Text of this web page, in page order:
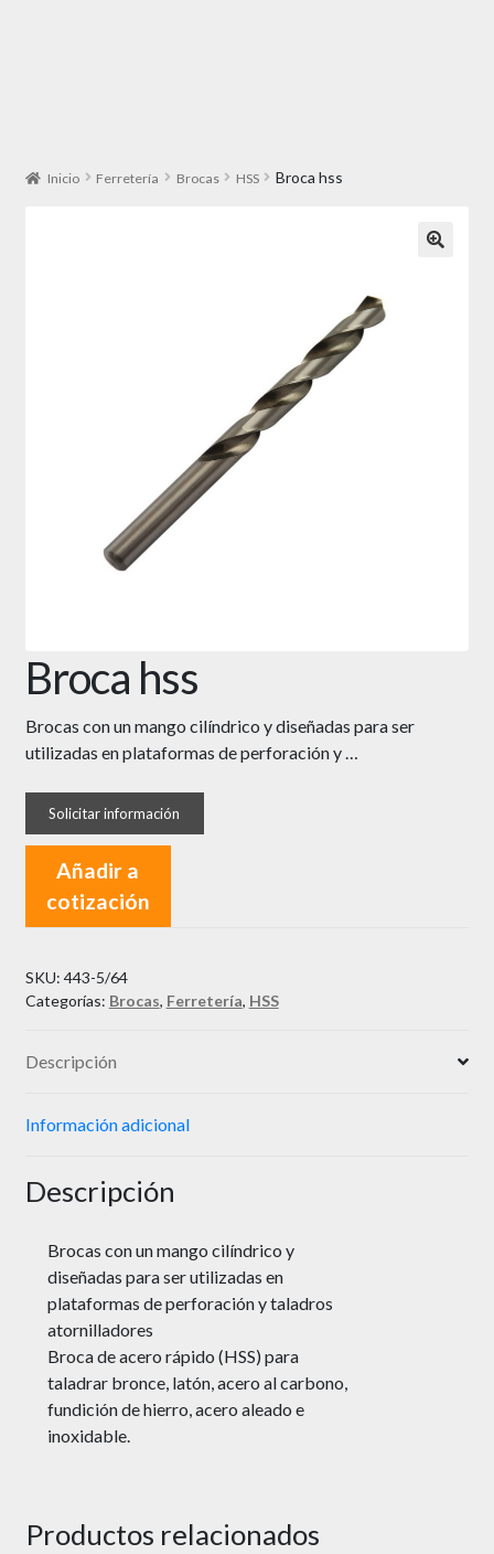
Inicio Ferretería Brocas HSS Broca hss
Broca hss
Brocas con un mango cilíndrico y diseñadas para ser
utilizadas en plataformas de perforación y …
Añadir a
cotización
SKU: 443-5/64
Categorías: Brocas, Ferretería, HSS
Descripción
Información adicional
Descripción
Brocas con un mango cilíndrico y
diseñadas para ser utilizadas en
plataformas de perforación y taladros
atornilladores
Broca de acero rápido (HSS) para
taladrar bronce, latón, acero al carbono,
fundición de hierro, acero aleado e
inoxidable.
Productos relacionados